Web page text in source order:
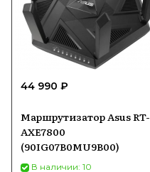
44 990 ₽
Маршрутизатор Asus RT-
AXE7800
(90IG07B0MU9B00)
В наличии: 10